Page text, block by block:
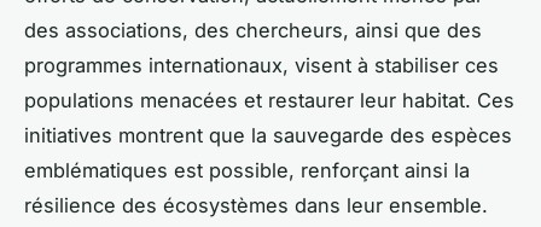
des associations, des chercheurs, ainsi que des
programmes internationaux, visent à stabiliser ces
populations menacées et restaurer leur habitat. Ces
initiatives montrent que la sauvegarde des espèces
emblématiques est possible, renforçant ainsi la
résilience des écosystèmes dans leur ensemble.